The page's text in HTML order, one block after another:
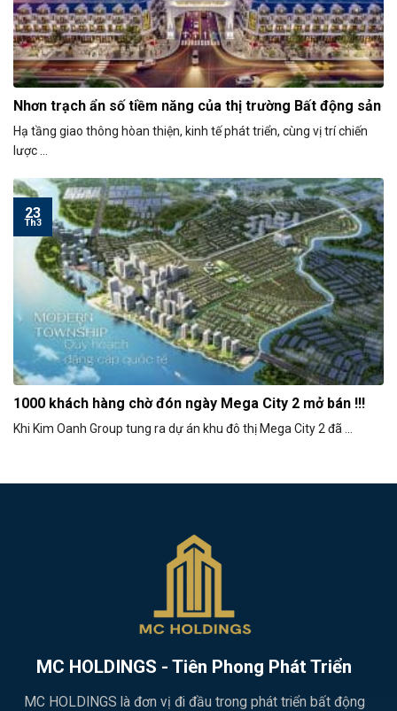
Nhơn trạch ẩn số tiềm năng của thị trường Bất động sản
Hạ tầng giao thông hòan thiện, kinh tế phát triển, cùng vị trí chiến
lược ...
1000 khách hàng chờ đón ngày Mega City 2 mở bán !!!
Khi Kim Oanh Group tung ra dự án khu đô thị Mega City 2 đã ...
23
Th3
MC HOLDINGS - Tiên Phong Phát Triển
MC HOLDINGS là đơn vị đi đầu trong phát triển bất động